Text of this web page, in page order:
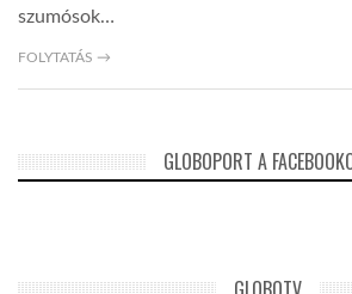
szumósok…
FOLYTATÁS →
GLOBOPORT A